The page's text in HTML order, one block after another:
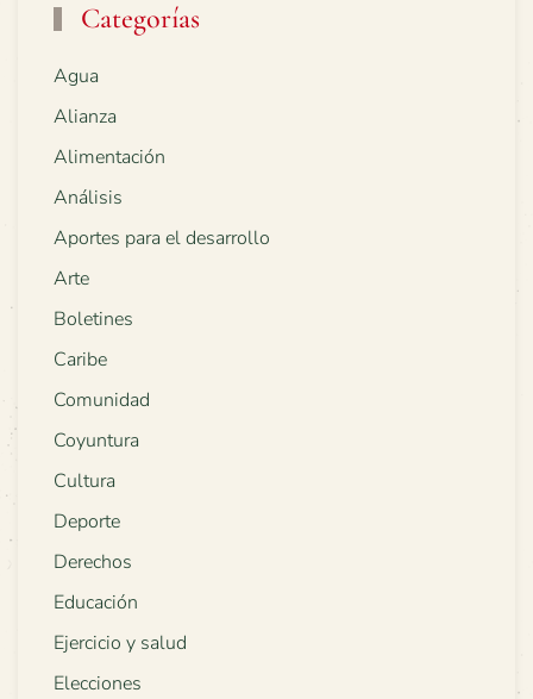
Categorías
Agua
Alianza
Alimentación
Análisis
Aportes para el desarrollo
Arte
Boletines
Caribe
Comunidad
Coyuntura
Cultura
Deporte
Derechos
Educación
Ejercicio y salud
Elecciones